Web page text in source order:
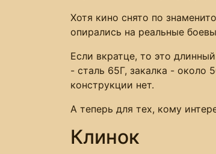
Хотя кино снято по
опирались на реальные
Если вкратце, то это
- сталь 65Г, закалка - около
конструкции нет.
А теперь для тех, кому
Клинок